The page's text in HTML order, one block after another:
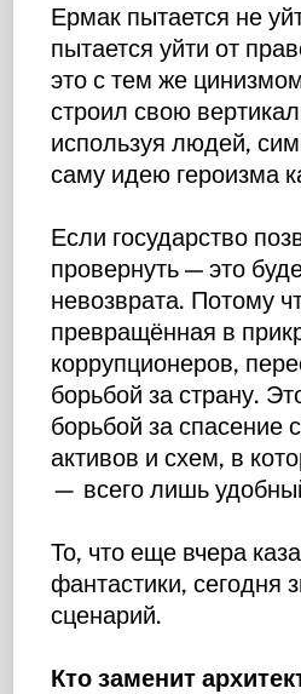
Ермак пытается не
пытается уйти от
это с тем же
строил свою
используя людей,
саму идею героизма
Если государство
провернуть — это
невозврата. Потому
превращённая в
коррупционеров,
борьбой за страну.
борьбой за спасение
активов и схем, в
— всего лишь
То, что еще вчера
фантастики, сегодня
сценарий.
Кто заменит